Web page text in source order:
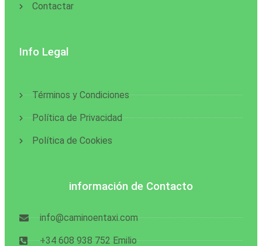
Contactar
Info Legal
Términos y Condiciones
Política de Privacidad
Política de Cookies
información de Contacto
info@caminoentaxi.com
+34 608 938 752 Emilio